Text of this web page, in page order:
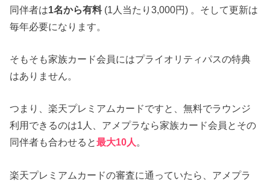
同伴者は1名から有料(1人当たり3,000円) 。そして更新は
毎年必要になります。
そもそも家族カード会員にはプライオリティパスの特典
はありません。
つまり、楽天プレミアムカードですと、無料でラウンジ
利用できるのは1人、アメプラなら家族カード会員とその
同伴者も合わせると最大10人 。
楽天プレミアムカードの審査に通っていたら、アメプラ